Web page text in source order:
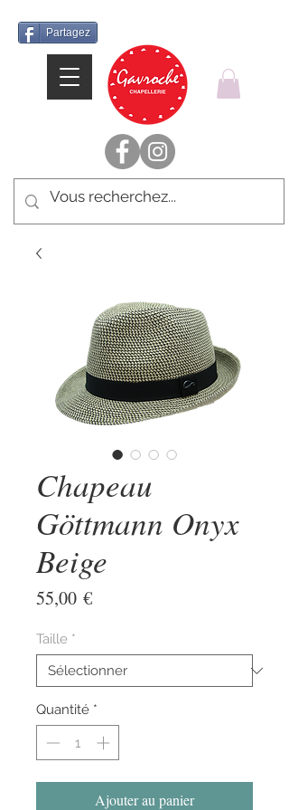
Partagez
Chapeau
Göttmann Onyx
Beige
55,00 €Prix
Taille *
Quantité *
Ajouter au panier